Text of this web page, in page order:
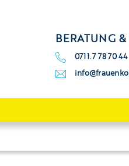
BERATUNG
0711.7 78 70 44